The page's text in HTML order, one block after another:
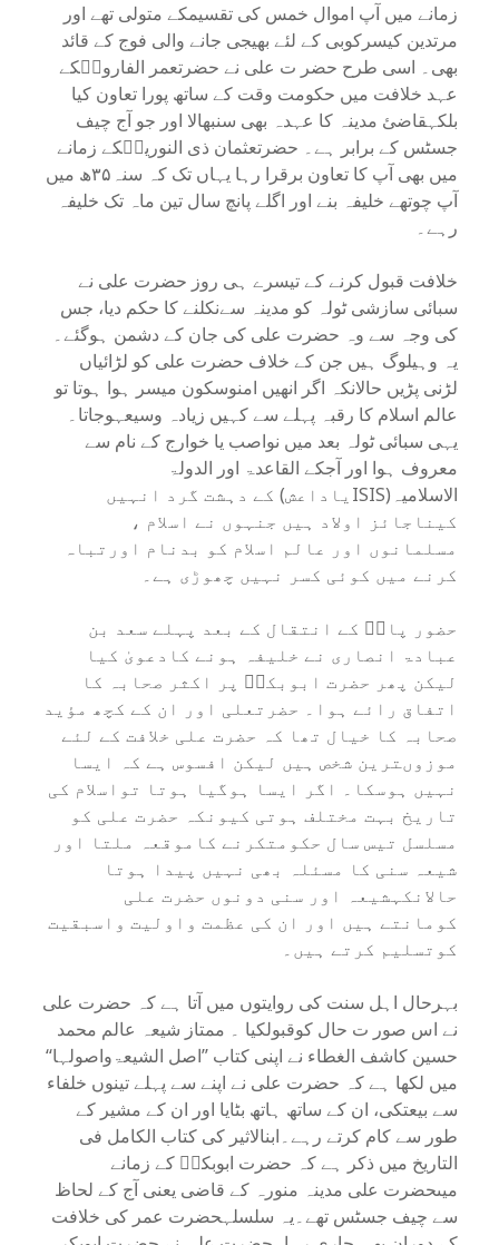
زمانے میں آپ اموال خمس کی تقسیمکے متولی تھے اور
مرتدین کیسرکوبی کے لئے بھیجی جانے والی فوج کے قائد
بھی۔ اسی طرح حضر ت علی نے حضرتعمر الفاروقؓکے
عہد خلافت میں حکومت وقت کے ساتھ پورا تعاون کیا
بلکہقاضئ مدینہ کا عہدہ بھی سنبھالا اور جو آج چیف
جسٹس کے برابر ہے۔ حضرتعثمان ذی النورینؓکے زمانے
میں بھی آپ کا تعاون برقرا رہا یہاں تک کہ سنہ۳۵ھ میں
آپ چوتھے خلیفہ بنے اور اگلے پانچ سال تین ماہ تک خلیفہ
رہے۔
خلافت قبول کرنے کے تیسرے ہی روز حضرت علی نے
سبائی سازشی ٹولہ کو مدینہ سےنکلنے کا حکم دیا، جس
کی وجہ سے وہ حضرت علی کی جان کے دشمن ہوگئے۔
یہ وہیلوگ ہیں جن کے خلاف حضرت علی کو لڑائیاں
لڑنی پڑیں حالانکہ اگر انھیں امنوسکون میسر ہوا ہوتا تو
عالم اسلام کا رقبہ پہلے سے کہیں زیادہ وسیعہوجاتا۔
یہی سبائی ٹولہ بعد میں نواصب یا خوارج کے نام سے
معروف ہوا اور آجکے القاعدۃ اور الدولۃ
الاسلامیہ(ISISیاداعش) کے دہشت گرد انہیں
کیناجائز اولاد ہیں جنہوں نے اسلام ،
مسلمانوں اور عالم اسلام کو بدنام اورتباہ
کرنے میں کوئی کسر نہیں چھوڑی ہے۔
حضور پاکؐ کے انتقال کے بعد پہلے سعد بن
عبادۃ انصاری نے خلیفہ ہونے کادعویٰ کیا
لیکن پھر حضرت ابوبکرؓ پر اکثر صحابہ کا
اتفاق رائے ہوا۔ حضرتعلی اور ان کے کچھ مؤید
صحابہ کا خیال تھا کہ حضرت علی خلافت کے لئے
موزوںترین شخص ہیں لیکن افسوس ہے کہ ایسا
نہیں ہوسکا۔ اگر ایسا ہوگیا ہوتا تواسلام کی
تاریخ بہت مختلف ہوتی کیونکہ حضرت علی کو
مسلسل تیس سال حکومتکرنے کاموقعہ ملتا اور
شیعہ سنی کا مسئلہ بھی نہیں پیدا ہوتا
حالانکہشیعہ اور سنی دونوں حضرت علی
کومانتے ہیں اور ان کی عظمت واولیت واسبقیت
کوتسلیم کرتے ہیں۔
بہرحال اہل سنت کی روایتوں میں آتا ہے کہ حضرت علی
نے اس صور ت حال کوقبولکیا ۔ ممتاز شیعہ عالم محمد
حسین کاشف الغطاء نے اپنی کتاب ’’اصل الشیعۃواصولہا‘‘
میں لکھا ہے کہ حضرت علی نے اپنے سے پہلے تینوں خلفاء
سے بیعتکی، ان کے ساتھ ہاتھ بٹایا اور ان کے مشیر کے
طور سے کام کرتے رہے۔ابنالاثیر کی کتاب الکامل فی
التاریخ میں ذکر ہے کہ حضرت ابوبکرؓ کے زمانے
میںحضرت علی مدینہ منورہ کے قاضی یعنی آج کے لحاظ
سے چیف جسٹس تھے۔یہ سلسلہحضرت عمر کی خلافت